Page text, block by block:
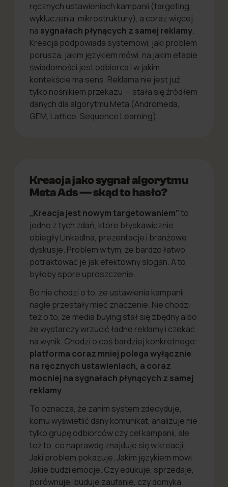
ręcznych ustawieniach kampanii (targeting,
wykluczenia, mikrostruktury), a coraz więcej
na sygnałach płynących z samej reklamy.
Kreacja podpowiada systemowi, jaki problem
porusza, jakim językiem mówi, na jakim etapie
świadomości jest odbiorca i w jakim
kontekście ma sens. Reklama nie jest już
tylko nośnikiem przekazu — stała się źródłem
danych dla algorytmu Meta (Andromeda,
GEM, Lattice, Sequence Learning).
Kreacja jako sygnał algorytmu
Meta Ads — skąd to hasło?
„Kreacja jest nowym targetowaniem”to
jedno z tych zdań, które błyskawicznie
obiegły LinkedIna, prezentacje i branżowe
dyskusje. Problem w tym, że bardzo łatwo
potraktować je jak efektowny slogan. A to
byłoby spore uproszczenie.
Bo nie chodzi o to, że ustawienia kampanii
nagle przestały mieć znaczenie. Nie chodzi
też o to, że media buying stał się zbędny albo
że wystarczy wrzucić ładne reklamy i czekać
na wynik. Chodzi o coś bardziej konkretnego:
platforma coraz mniej polega wyłącznie
na ręcznych ustawieniach, a coraz
mocniej na sygnałach płynących z samej
reklamy.
To oznacza, że zanim system zdecyduje,
komu wyświetlić dany komunikat, analizuje nie
tylko grupę odbiorców czy cel kampanii, ale
też to, co naprawdę znajduje się w kreacji.
Jaki problem pokazuje. Jakim językiem mówi.
Jakie budzi emocje. Czy edukuje, sprzedaje,
porównuje, buduje zaufanie, czy domyka